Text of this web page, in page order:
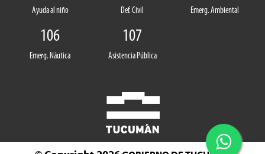
Ayuda al niño Def. Civil Emerg. Ambiental
106
Emerg. Náutica
107
Asistencia Pública